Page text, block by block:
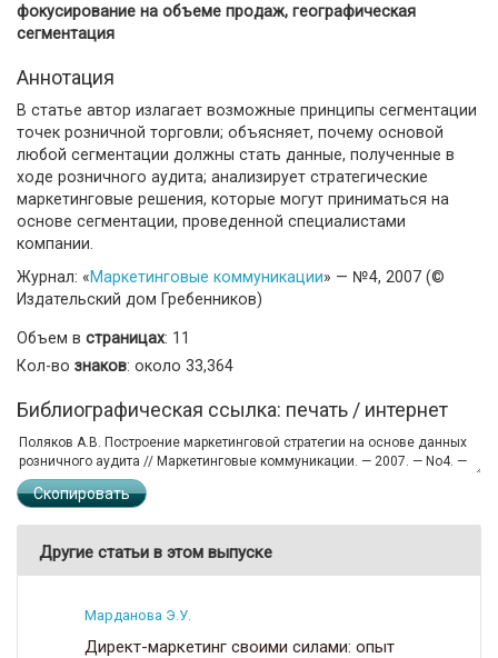
фокусирование на объеме продаж, географическая
сегментация
Аннотация
В статье автор излагает возможные принципы сегментации
точек розничной торговли; объясняет, почему основой
любой сегментации должны стать данные, полученные в
ходе розничного аудита; анализирует стратегические
маркетинговые решения, которые могут приниматься на
основе сегментации, проведенной специалистами
компании.
Журнал: «Маркетинговые коммуникации» — №4, 2007 (©
Издательский дом Гребенников)
Объем в страницах: 11
Кол-во знаков: около 33,364
Библиографическая ссылка: печать / интернет
Скопировать
Другие статьи в этом выпуске
Марданова Э.У.
Директ-маркетинг своими силами: опыт